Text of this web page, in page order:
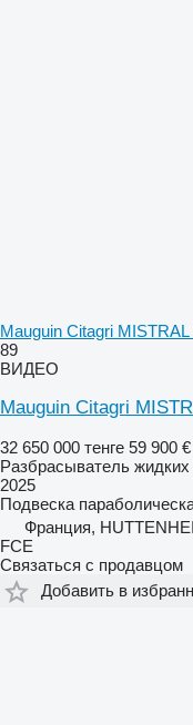
Mauguin Citagri
89
ВИДЕО
Mauguin Citagri
32 650 000 тенге 59 900 €
Разбрасыватель
2025
Подвеска
Франция,
FCE
Связаться с продавцом
Добавить в